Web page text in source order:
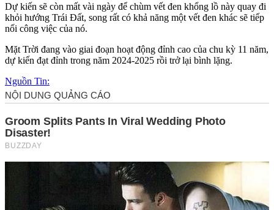
Dự kiến sẽ còn mất vài ngày để chùm vết đen khổng lồ này quay đi
khỏi hướng Trái Đất, song rất có khả năng một vết đen khác sẽ tiếp
nối công việc của nó.
Mặt Trời đang vào giai đoạn hoạt động đỉnh cao của chu kỳ 11 năm,
dự kiến đạt đỉnh trong năm 2024-2025 rồi trở lại bình lặng.
Nguồn Tin: